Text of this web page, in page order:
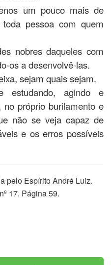
um pouco mais de
pessoa com quem
nobres daqueles com
os a desenvolvê-las.
sejam quais sejam.
estudando, agindo e
próprio burilamento e
não se veja capaz de
e os erros possíveis
pelo Espírito André Luiz.
17. Página 59.